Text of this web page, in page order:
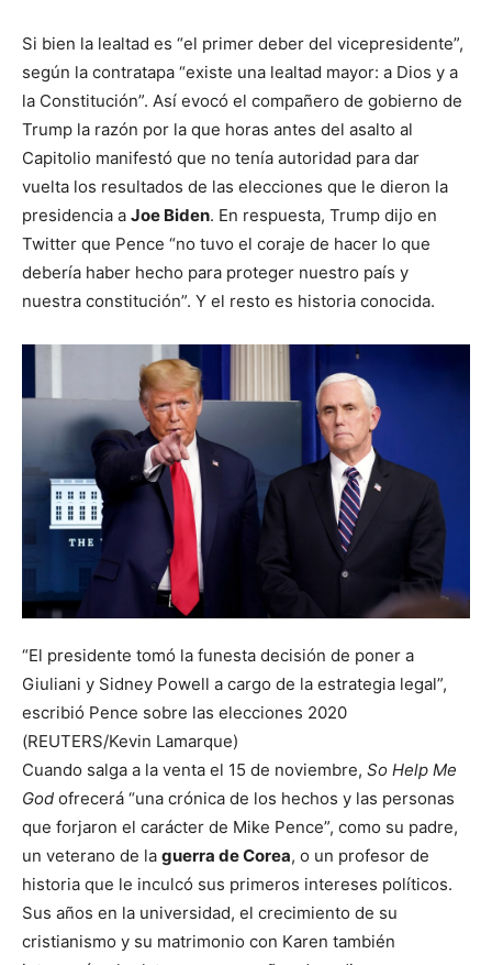
Si bien la lealtad es “el primer deber del vicepresidente”,
según la contratapa “existe una lealtad mayor: a Dios y a
la Constitución”. Así evocó el compañero de gobierno de
Trump la razón por la que horas antes del asalto al
Capitolio manifestó que no tenía autoridad para dar
vuelta los resultados de las elecciones que le dieron la
presidencia a Joe Biden. En respuesta, Trump dijo en
Twitter que Pence “no tuvo el coraje de hacer lo que
debería haber hecho para proteger nuestro país y
nuestra constitución”. Y el resto es historia conocida.
“El presidente tomó la funesta decisión de poner a
Giuliani y Sidney Powell a cargo de la estrategia legal”,
escribió Pence sobre las elecciones 2020
(REUTERS/Kevin Lamarque)
Cuando salga a la venta el 15 de noviembre, So Help Me
God ofrecerá “una crónica de los hechos y las personas
que forjaron el carácter de Mike Pence”, como su padre,
un veterano de la guerra de Corea, o un profesor de
historia que le inculcó sus primeros intereses políticos.
Sus años en la universidad, el crecimiento de su
cristianismo y su matrimonio con Karen también